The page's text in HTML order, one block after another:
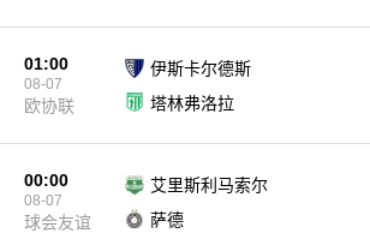
01:00
08-07
欧协联
伊斯卡尔德斯
塔林弗洛拉
00:00
08-07
球会友谊
艾里斯利马索尔
萨德